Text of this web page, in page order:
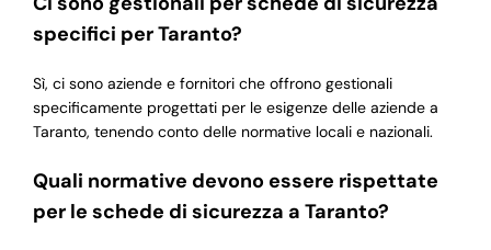
specifici per Taranto?
Sì, ci sono aziende e fornitori che offrono gestionali
specificamente progettati per le esigenze delle aziende a
Taranto, tenendo conto delle normative locali e nazionali.
Quali normative devono essere rispettate
per le schede di sicurezza a Taranto?